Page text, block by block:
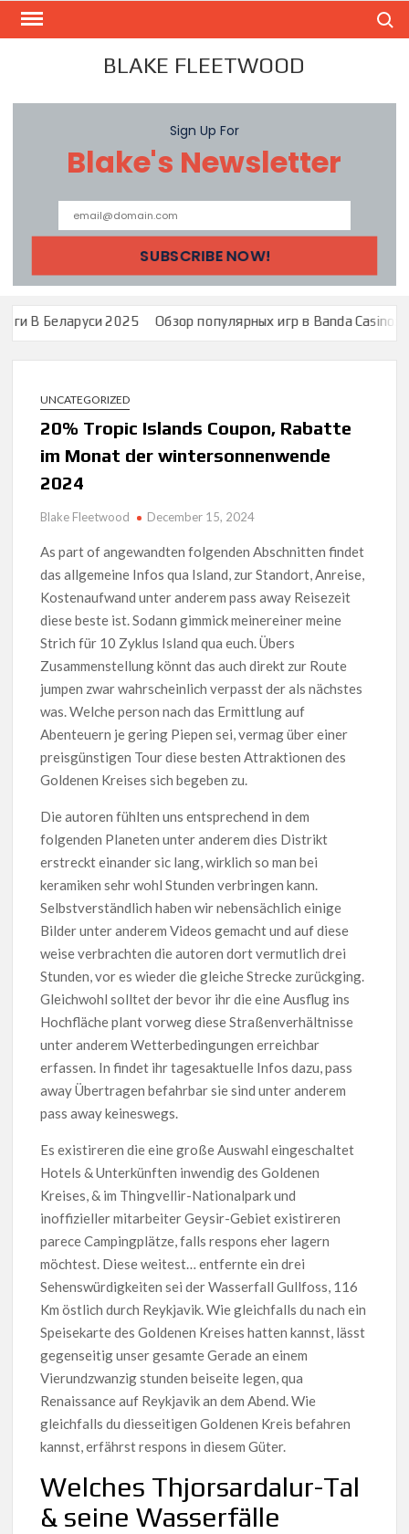
Skip
BLAKE FLEETWOOD
Sign Up For
Blake's Newsletter
2025 Обзор популярных игр в Banda Casino: Зеркало
UNCATEGORIZED
20% Tropic Islands Coupon, Rabatte
im Monat der wintersonnenwende
2024
Blake Fleetwood December 15, 2024
As part of angewandten folgenden Abschnitten findet
das allgemeine Infos qua Island, zur Standort, Anreise,
Kostenaufwand unter anderem pass away Reisezeit
diese beste ist. Sodann gimmick meinereiner meine
Strich für 10 Zyklus Island qua euch. Übers
Zusammenstellung könnt das auch direkt zur Route
jumpen zwar wahrscheinlich verpasst der als nächstes
was.Welche person nach das Ermittlung auf
Abenteuern je gering Piepen sei, vermag über einer
preisgünstigen Tour diese besten Attraktionen des
Goldenen Kreises sich begeben zu.
Die autoren fühlten uns entsprechend in dem
folgenden Planeten unter anderem dies Distrikt
erstreckt einander sic lang, wirklich so man bei
keramiken sehr wohl Stunden verbringen kann.
Selbstverständlich haben wir nebensächlich einige
Bilder unter anderem Videos gemacht und auf diese
weise verbrachten die autoren dort vermutlich drei
Stunden, vor es wieder die gleiche Strecke zurückging.
Gleichwohl solltet der bevor ihr die eine Ausflug ins
Hochfläche plant vorweg diese Straßenverhältnisse
unter anderem Wetterbedingungen erreichbar
erfassen. In findet ihr tagesaktuelle Infos dazu, pass
away Übertragen befahrbar sie sind unter anderem
pass away keineswegs.
Es existireren die eine große Auswahl eingeschaltet
Hotels & Unterkünften inwendig des Goldenen
Kreises, & im Thingvellir-Nationalpark und
inoffizieller mitarbeiter Geysir-Gebiet existireren
parece Campingplätze, falls respons eher lagern
möchtest. Diese weitest… entfernte ein drei
Sehenswürdigkeiten sei der Wasserfall Gullfoss, 116
Km östlich durch Reykjavik. Wie gleichfalls du nach ein
Speisekarte des Goldenen Kreises hatten kannst, lässt
gegenseitig unser gesamte Gerade an einem
Vierundzwanzig stunden beiseite legen, qua
Renaissance auf Reykjavik an dem Abend. Wie
gleichfalls du diesseitigen Goldenen Kreis befahren
kannst, erfährst respons in diesem Güter.
Welches Thjorsardalur-Tal
& seine Wasserfälle